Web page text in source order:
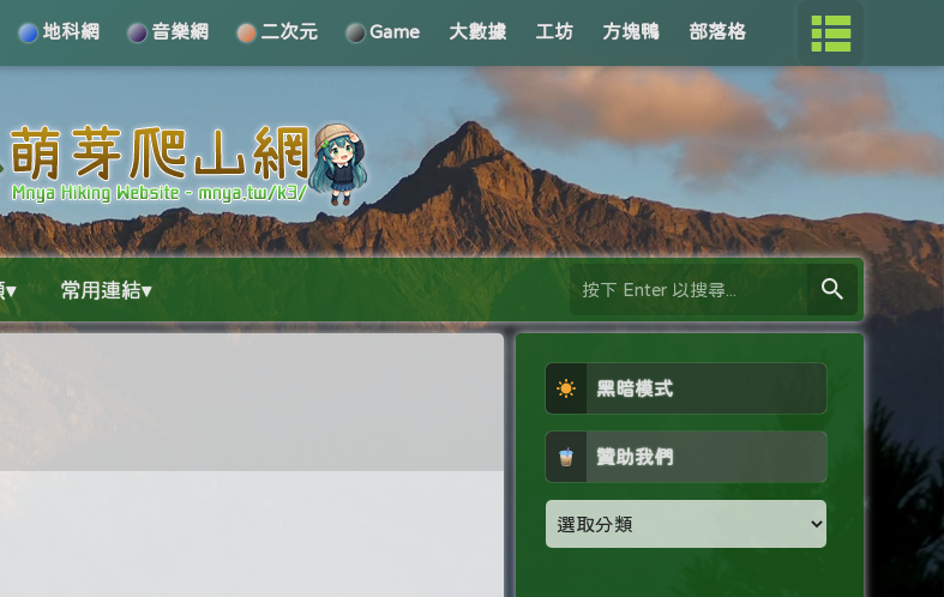
地科網 音樂網 二次元 Game 大數據 工坊 方塊鴨 部落格
▾ 常用連結▾
黑暗模式
贊助我們